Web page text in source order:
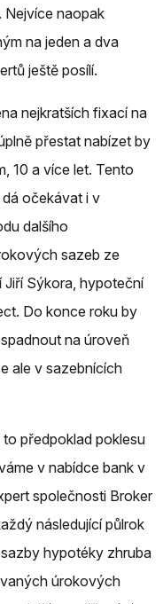
Nejvíce naopak
na jeden a dva
ještě posílí.
nejkratších fixací na
přestat nabízet by
10 a více let. Tento
očekávat i v
dalšího
sazeb ze
Jiří Sýkora, hypoteční
Do konce roku by
na úroveň
ale v sazebnících
to předpoklad poklesu
v nabídce bank v
společnosti Broker
následující půlrok
hypotéky zhruba
úrokových